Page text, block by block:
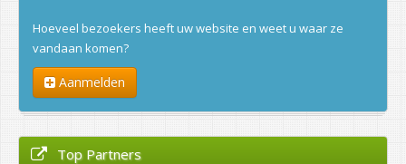
Hoeveel bezoekers heeft uw website en weet u waar ze
vandaan komen?
Aanmelden
Top Partners